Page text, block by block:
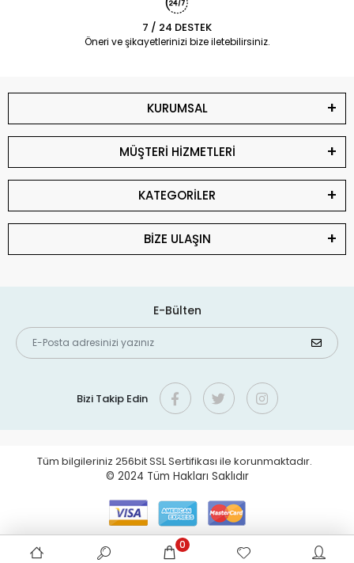
7 / 24 DESTEK
Öneri ve şikayetlerinizi bize iletebilirsiniz.
KURUMSAL
MÜŞTERİ HİZMETLERİ
KATEGORİLER
BİZE ULAŞIN
E-Bülten
Bizi Takip Edin
Tüm bilgileriniz 256bit SSL Sertifikası ile korunmaktadır.
© 2024 Tüm Hakları Saklıdır
0